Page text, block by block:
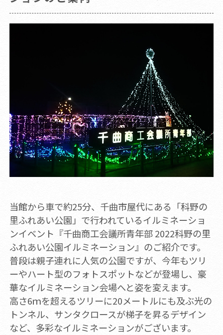
当館から車で約25分、千曲市屋代にある「科野の
里ふれあい公園」で行われているイルミネーショ
ンイベント『千曲商工会議所青年部 2022科野の里
ふれあい公園イルミネーション』のご紹介です。
普段は親子連れに人気の公園ですが、今年もツリ
ーやハート型のフォトスポットなどが登場し、豪
華なイルミネーション会場へと姿を変えます。
高さ6ｍを超えるツリーに20メートルにも及ぶ光の
トンネル、サンタクロースが梯子を昇るデザイン
など、多彩なイルミネーションがございます。